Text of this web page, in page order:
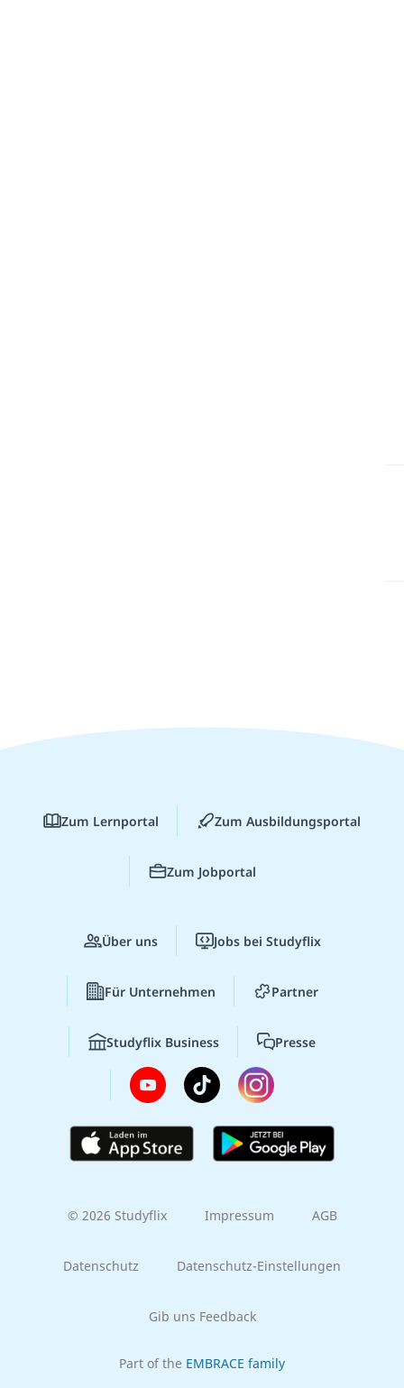
Zum Lernportal Zum Ausbildungsportal
Zum Jobportal
Über uns Jobs bei Studyflix
Für Unternehmen Partner
Studyflix Business Presse
© 2026 Studyflix Impressum AGB
Datenschutz Datenschutz-Einstellungen
Gib uns Feedback
Part of the EMBRACE family